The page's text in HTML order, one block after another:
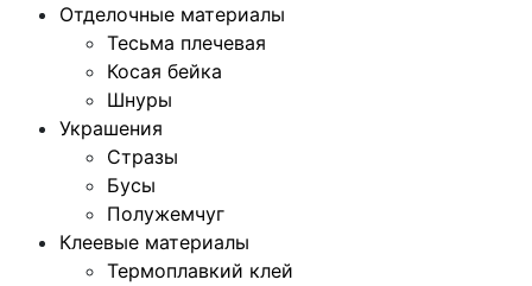
Отделочные материалы
Тесьма плечевая
Косая бейка
Шнуры
Украшения
Стразы
Бусы
Полужемчуг
Клеевые материалы
Термоплавкий клей